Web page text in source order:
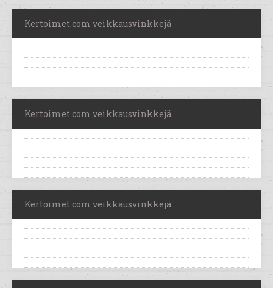
Kertoimet.com veikkausvinkkejä
Kertoimet.com veikkausvinkkejä
Kertoimet.com veikkausvinkkejä